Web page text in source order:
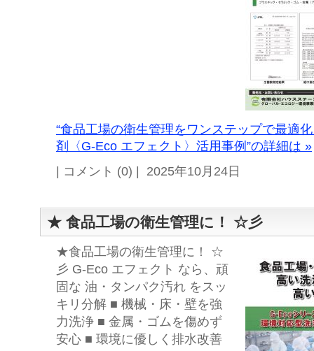
“食品工場の衛生管理をワンステップで最適
剤〈G-Eco エフェクト〉活用事例”の詳細は »
| コメント (0) | 2025年10月24日
★ 食品工場の衛生管理に！ ☆彡
★食品工場の衛生管理に！ ☆
彡 G-Eco エフェクト なら、頑
固な 油・タンパク汚れ をスッ
キリ分解 ■ 機械・床・壁を強
力洗浄 ■ 金属・ゴムを傷めず
安心 ■ 環境に優しく排水改善